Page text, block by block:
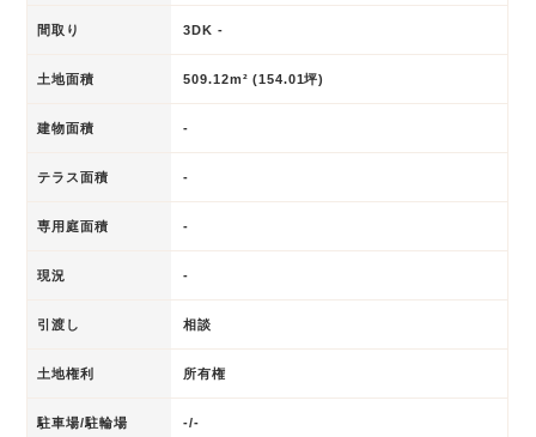
間取り 3DK -
土地面積 509.12m² (154.01坪)
建物面積 -
テラス面積 -
専用庭面積 -
現況 -
引渡し 相談
土地権利 所有権
駐車場/駐輪場 -/-